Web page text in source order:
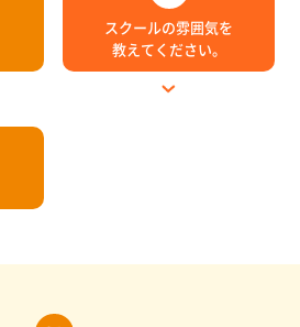
スクールの雰囲気を
教えてください。